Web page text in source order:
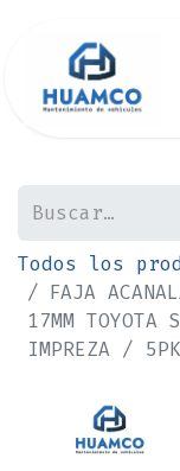
Todos los
FAJA
17MM
IMPREZA /